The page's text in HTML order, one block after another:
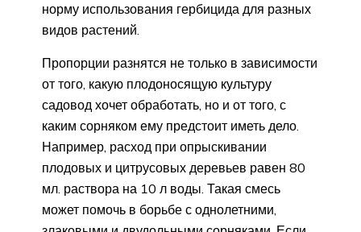
норму использования гербицида для разных
видов растений.
Пропорции разнятся не только в зависимости
от того, какую плодоносящую культуру
садовод хочет обработать, но и от того, с
каким сорняком ему предстоит иметь дело.
Например, расход при опрыскивании
плодовых и цитрусовых деревьев равен 80
мл. раствора на 10 л воды. Такая смесь
может помочь в борьбе с однолетними,